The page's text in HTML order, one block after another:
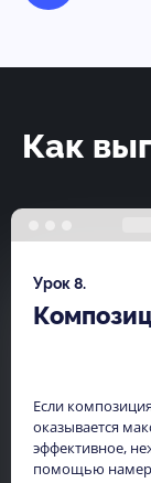
Как
Урок 8.
Если
оказывается
эффективное,
помощью